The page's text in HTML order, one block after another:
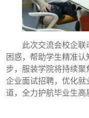
此次交流会校企
困惑，帮助学生精准
步，服装学院将持续
企业面试招聘，优化就
道，全力护航毕业生高